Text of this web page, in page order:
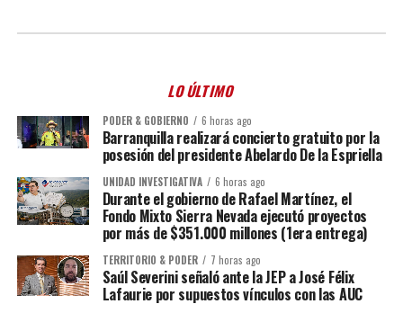
LO ÚLTIMO
PODER & GOBIERNO 6 horas ago
Barranquilla realizará concierto gratuito por la
posesión del presidente Abelardo De la Espriella
UNIDAD INVESTIGATIVA 6 horas ago
Durante el gobierno de Rafael Martínez, el
Fondo Mixto Sierra Nevada ejecutó proyectos
por más de $351.000 millones (1era entrega)
TERRITORIO & PODER 7 horas ago
Saúl Severini señaló ante la JEP a José Félix
Lafaurie por supuestos vínculos con las AUC